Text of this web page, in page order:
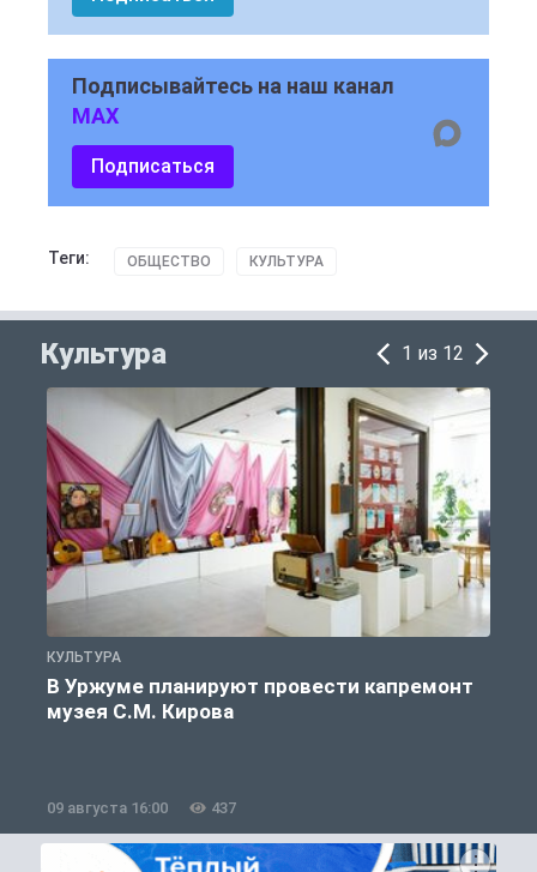
Подписывайтесь на наш канал
MAX
Подписаться
Теги: ОБЩЕСТВО КУЛЬТУРА
Культура 1 из 12
КУЛЬТУРА
В Уржуме планируют провести капремонт
музея С.М. Кирова
09 августа 16:00 437